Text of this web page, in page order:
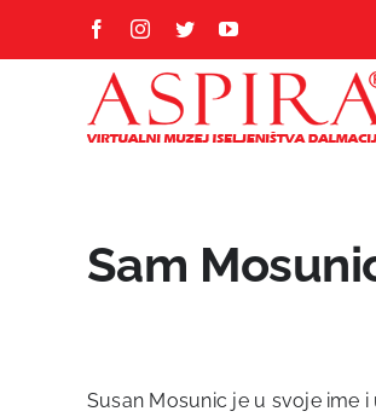
FacebookInstagram
TwitterYouTube
Sam
Susan Mosunic je u svoje ime